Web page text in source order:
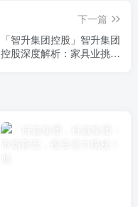
下一篇
「智升集团控股」智升集团
控股深度解析：家具业挑战